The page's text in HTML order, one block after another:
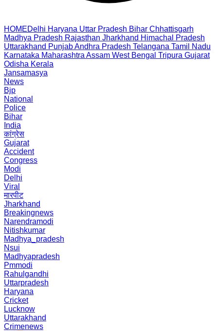
HOMEDelhi Haryana Uttar Pradesh Bihar Chhattisgarh
Madhya Pradesh Rajasthan Jharkhand Himachal Pradesh
Uttarakhand PunjabAndhra Pradesh Telangana Tamil Nadu
Karnataka Maharashtra Assam West Bengal Tripura Gujarat
Odisha Kerala
Jansamasya
News
Bjp
National
Police
Bihar
India
कांग्रेस
Gujarat
Accident
Congress
Modi
Delhi
Viral
मारपीट
Jharkhand
Breakingnews
Narendramodi
Nitishkumar
Madhya_pradesh
Nsui
Madhyapradesh
Pmmodi
Rahulgandhi
Uttarpradesh
Haryana
Cricket
Lucknow
Uttarakhand
Crimenews